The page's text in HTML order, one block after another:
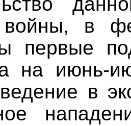
в
первые
на июнь-
в